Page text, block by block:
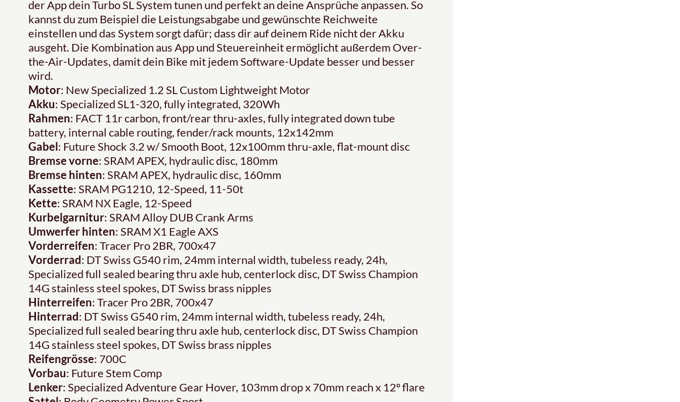
der App dein Turbo SL System tunen und perfekt an deine Ansprüche anpassen. So
kannst du zum Beispiel die Leistungsabgabe und gewünschte Reichweite
einstellen und das System sorgt dafür; dass dir auf deinem Ride nicht der Akku
ausgeht. Die Kombination aus App und Steuereinheit ermöglicht außerdem Over-
the-Air-Updates, damit dein Bike mit jedem Software-Update besser und besser
wird.
Motor: New Specialized 1.2 SL Custom Lightweight Motor
Akku: Specialized SL1-320, fully integrated, 320Wh
Rahmen: FACT 11r carbon, front/rear thru-axles, fully integrated down tube
battery, internal cable routing, fender/rack mounts, 12x142mm
Gabel: Future Shock 3.2 w/ Smooth Boot, 12x100mm thru-axle, flat-mount disc
Bremse vorne: SRAM APEX, hydraulic disc, 180mm
Bremse hinten: SRAM APEX, hydraulic disc, 160mm
Kassette: SRAM PG1210, 12-Speed, 11-50t
Kette: SRAM NX Eagle, 12-Speed
Kurbelgarnitur: SRAM Alloy DUB Crank Arms
Umwerfer hinten: SRAM X1 Eagle AXS
Vorderreifen: Tracer Pro 2BR, 700x47
Vorderrad: DT Swiss G540 rim, 24mm internal width, tubeless ready, 24h,
Specialized full sealed bearing thru axle hub, centerlock disc, DT Swiss Champion
14G stainless steel spokes, DT Swiss brass nipples
Hinterreifen: Tracer Pro 2BR, 700x47
Hinterrad: DT Swiss G540 rim, 24mm internal width, tubeless ready, 24h,
Specialized full sealed bearing thru axle hub, centerlock disc, DT Swiss Champion
14G stainless steel spokes, DT Swiss brass nipples
Reifengrösse: 700C
Vorbau: Future Stem Comp
Lenker: Specialized Adventure Gear Hover, 103mm drop x 70mm reach x 12º flare